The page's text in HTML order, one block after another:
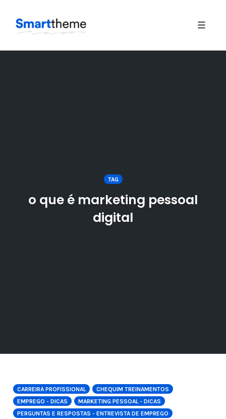
TAG
o que é marketing pessoal
digital
CARREIRA PROFISSIONAL
CHEQUIM TREINAMENTOS
EMPREGO - DICAS
MARKETING PESSOAL - DICAS
PERGUNTAS E RESPOSTAS - ENTREVISTA DE EMPREGO